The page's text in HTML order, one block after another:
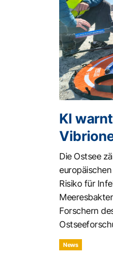
KI
Die Ostsee
Risiko für
Forschern
News